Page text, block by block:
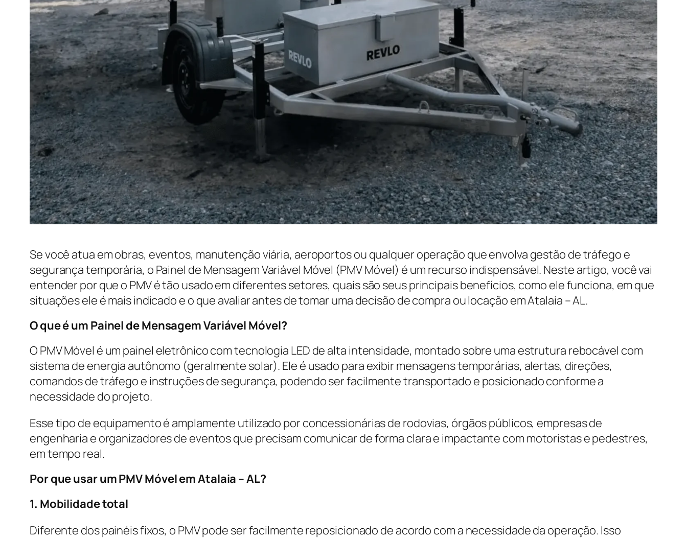
Se você atua em obras, eventos, manutenção viária, aeroportos ou qualquer operação que envolva gestão de tráfego e
segurança temporária, o Painel de Mensagem Variável Móvel (PMV Móvel) é um recurso indispensável. Neste artigo, você vai
entender por que o PMV é tão usado em diferentes setores, quais são seus principais benefícios, como ele funciona, em que
situações ele é mais indicado e o que avaliar antes de tomar uma decisão de compra ou locação em Atalaia – AL.
O que é um Painel de Mensagem Variável Móvel?
O PMV Móvel é um painel eletrônico com tecnologia LED de alta intensidade, montado sobre uma estrutura rebocável com
sistema de energia autônomo (geralmente solar). Ele é usado para exibir mensagens temporárias, alertas, direções,
comandos de tráfego e instruções de segurança, podendo ser facilmente transportado e posicionado conforme a
necessidade do projeto.
Esse tipo de equipamento é amplamente utilizado por concessionárias de rodovias, órgãos públicos, empresas de
engenharia e organizadores de eventos que precisam comunicar de forma clara e impactante com motoristas e pedestres,
em tempo real.
Por que usar um PMV Móvel em Atalaia – AL?
1. Mobilidade total
Diferente dos painéis fixos, o PMV pode ser facilmente reposicionado de acordo com a necessidade da operação. Isso